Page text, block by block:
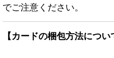
でご注意ください。
【カードの梱包方法につい